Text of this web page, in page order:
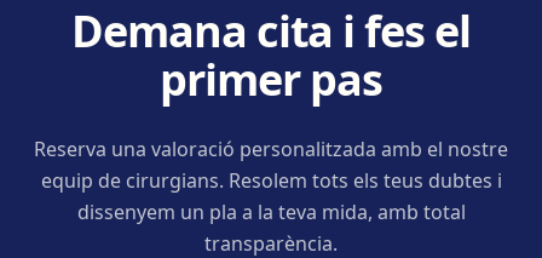
Demana cita i fes el
primer pas
Reserva una valoració personalitzada amb el nostre
equip de cirurgians. Resolem tots els teus dubtes i
dissenyem un pla a la teva mida, amb total
transparència.